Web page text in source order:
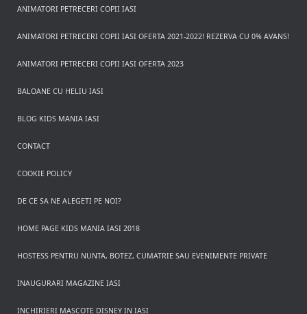
ANIMATORI PETRECERI COPII IASI
ANIMATORI PETRECERI COPII IASI OFERTA 2021-2022! REZERVA CU 0% AVANS!
ANIMATORI PETRECERI COPII IASI OFERTA 2023
BALOANE CU HELIU IASI
BLOG KIDS MANIA IASI
CONTACT
COOKIE POLICY
DE CE SA NE ALEGETI PE NOI?
HOME PAGE KIDS MANIA IASI 2018
HOSTESS PENTRU NUNTA, BOTEZ, CUMATRIE SAU EVENIMENTE PRIVATE
INAUGURARI MAGAZINE IASI
INCHIRIERI MASCOTE DISNEY IN IASI